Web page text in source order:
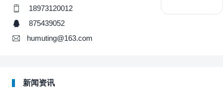
18973120012
875439052
humuting@163.com
新闻资讯